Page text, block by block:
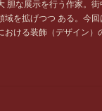
胆な展示を行う作家。
域を拡げつつ ある。今回
おける装飾（デザイン）